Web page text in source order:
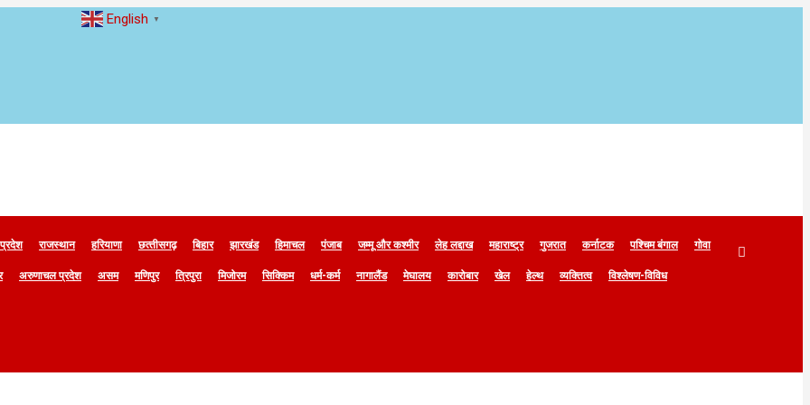
प्रदेश राजस्थान हरियाणा छत्‍तीसगढ़ बिहार झारखंड हिमाचल पंजाब जम्मू और कश्मीर लेह लद्दाख महाराष्ट्र गुजरात कर्नाटक पश्चिम बंगाल गोवा
अरुणाचल प्रदेश असम मणिपुर त्रिपुरा मिजोरम सिक्किम धर्म-कर्म नागालैंड मेघालय कारोबार खेल हेल्थ व्यक्तित्व विश्लेषण-विविध
English ▼